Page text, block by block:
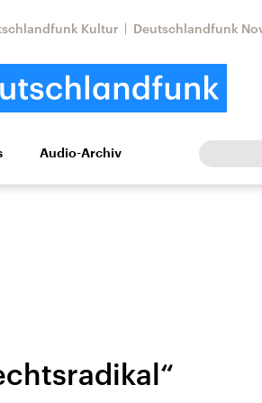
Kultur Deutschlandfunk
Kultur Europa
Iran
Audio-Archiv